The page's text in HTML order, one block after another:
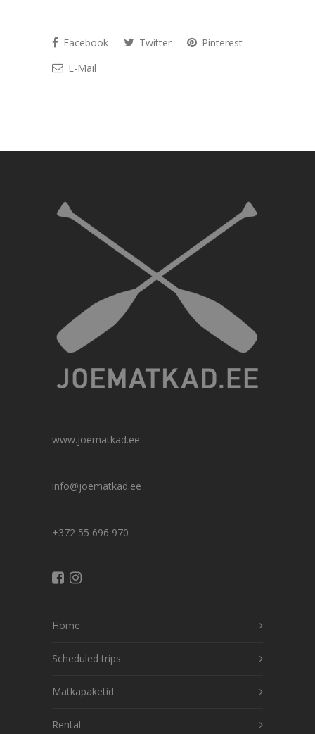
Facebook Twitter
Pinterest
E-Mail
www.joematkad.ee
info@joematkad.ee
+372 55 696 970
Home
Scheduled trips
Matkapaketid
Rental